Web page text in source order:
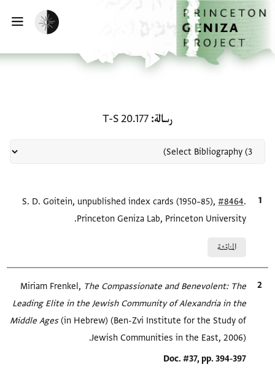
إلى المحتوى الرئيسي
الرئيسية
تفعيل الوضع المظلم
رسالة T-S 20.177
الاقتباس المرجعيS. D. Goitein, unpublished index cards (1950–85),#8464
Princeton Geniza Lab, Princeton University.
المناقشة
الاقتباس المرجعي Miriam Frenkel,The Compassionate and Benevolent: The
Leading Elite in the Jewish Community of Alexandria in the
Middle Ages‎(in Hebrew) (Ben-Zvi Institute for the Study of
Jewish Communities in the East, 2006).
Location in source
Doc. #37, pp. 394-397